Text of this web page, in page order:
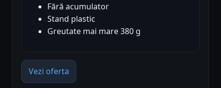
Fără acumulator
Stand plastic
Greutate mai mare 380 g
Vezi oferta